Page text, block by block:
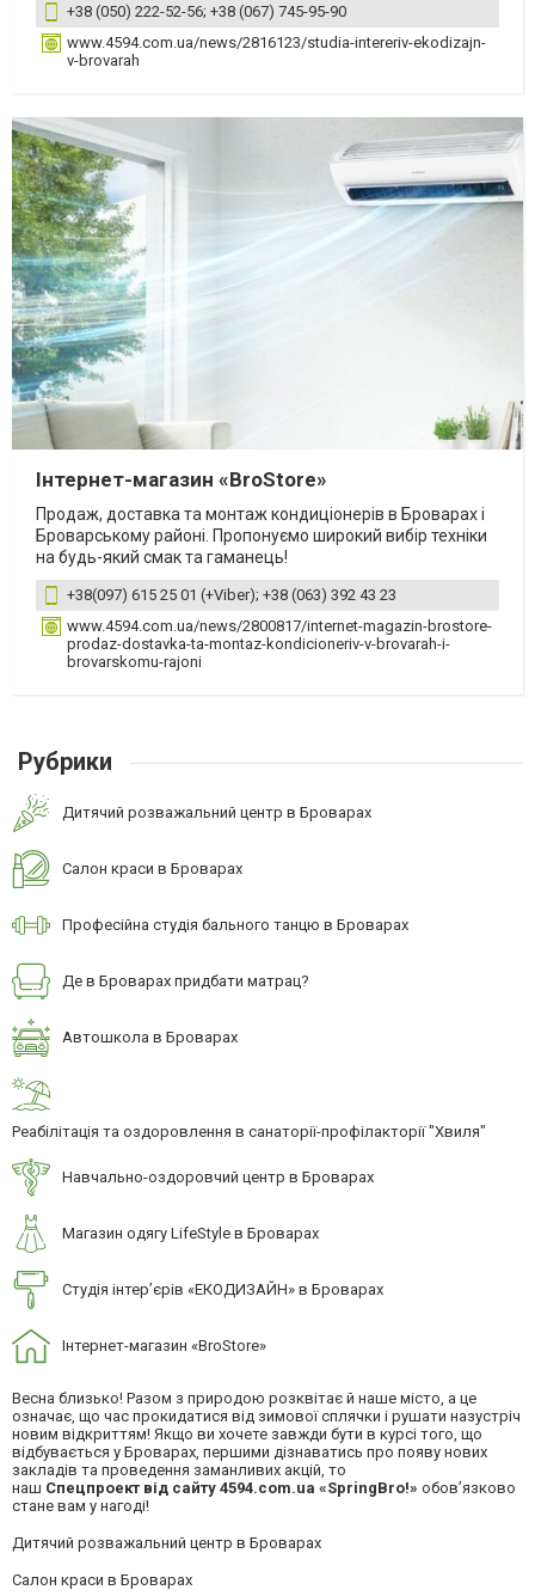
+38 (050) 222-52-56; +38 (067) 745-95-90
www.4594.com.ua/news/2816123/studia-intereriv-ekodizajn-
v-brovarah
Інтернет-магазин «BroStore»
Продаж, доставка та монтаж кондиціонерів в Броварах і
Броварському районі. Пропонуємо широкий вибір техніки
на будь-який смак та гаманець!
+38(097) 615 25 01 (+Viber); +38 (063) 392 43 23
www.4594.com.ua/news/2800817/internet-magazin-brostore-
prodaz-dostavka-ta-montaz-kondicioneriv-v-brovarah-i-
brovarskomu-rajoni
Рубрики
Дитячий розважальний центр в Броварах
Салон краси в Броварах
Професійна студія бального танцю в Броварах
Де в Броварах придбати матрац?
Автошкола в Броварах
Реабілітація та оздоровлення в санаторії-профілакторії "Хвиля"
Навчально-оздоровчий центр в Броварах
Магазин одягу LifeStyle в Броварах
Студія інтер’єрів «ЕКОДИЗАЙН» в Броварах
Інтернет-магазин «BroStore»
Весна близько! Разом з природою розквітає й наше місто, а це
означає, що час прокидатися від зимової сплячки і рушати назустріч
новим відкриттям! Якщо ви хочете завжди бути в курсі того, що
відбувається у Броварах, першими дізнаватись про появу нових
закладів та проведення заманливих акцій, то
наш Спецпроект від сайту 4594.com.ua «SpringBro!» обов’язково
стане вам у нагоді!
Дитячий розважальний центр в Броварах
Салон краси в Броварах